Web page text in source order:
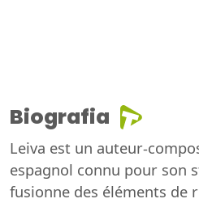
Biografia
Leiva est un auteur-
espagnol connu pour son
fusionne des éléments de